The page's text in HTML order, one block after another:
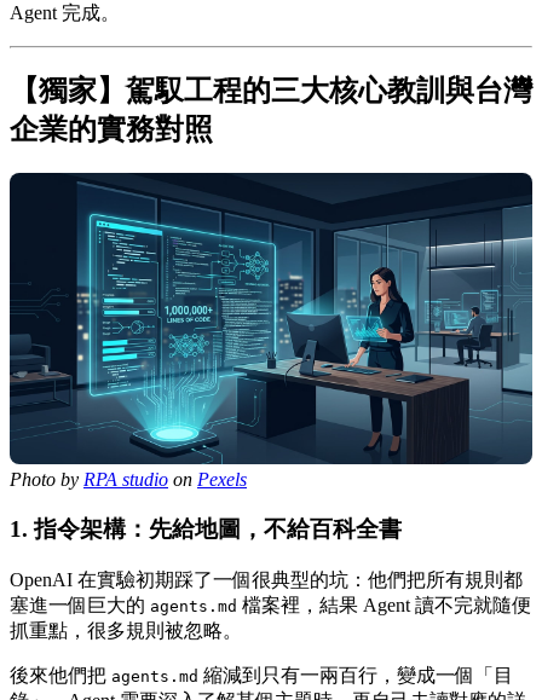
Agent 完成。
【獨家】駕馭工程的三大核心教訓與台灣
企業的實務對照
Photo by RPA studio on Pexels
1. 指令架構：先給地圖，不給百科全書
OpenAI 在實驗初期踩了一個很典型的坑：他們把所有規則都
塞進一個巨大的 agents.md 檔案裡，結果 Agent 讀不完就隨便
抓重點，很多規則被忽略。
後來他們把 agents.md 縮減到只有一兩百行，變成一個「目